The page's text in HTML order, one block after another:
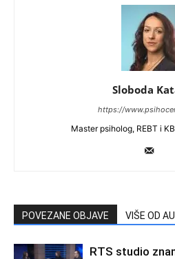
Sloboda
https://
Master psiholog, REBT i
POVEZANE OBJAVE VIŠE OD
RTS studio